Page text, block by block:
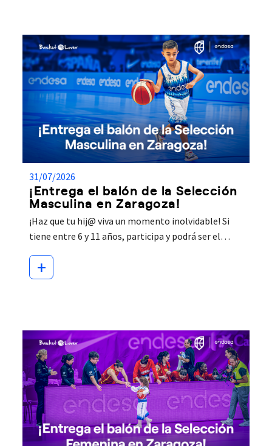
31/07/2026
¡Entrega el balón de la Selección
Masculina en Zaragoza!
¡Haz que tu hij@ viva un momento inolvidable! Si
tiene entre 6 y 11 años, participa y podrá ser el…
+